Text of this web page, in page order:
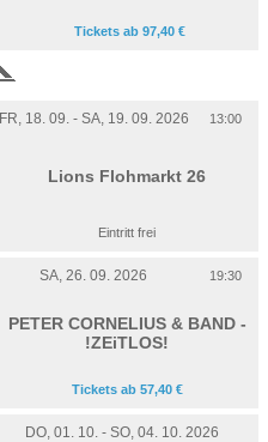
Tickets ab 97,40 €
FR, 18. 09. - SA, 19. 09. 2026 13:00
Lions Flohmarkt 26
Eintritt frei
SA, 26. 09. 2026 19:30
PETER CORNELIUS & BAND -
!ZEiTLOS!
Tickets ab 57,40 €
DO, 01. 10. - SO, 04. 10. 2026